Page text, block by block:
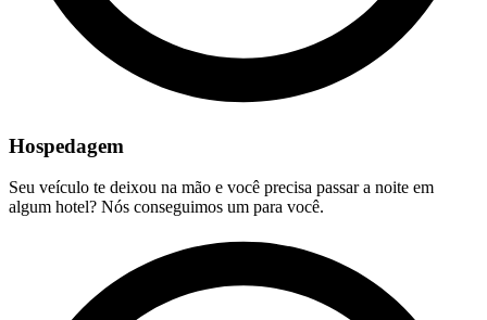
Hospedagem
Seu veículo te deixou na mão e você precisa passar a noite em
algum hotel? Nós conseguimos um para você.